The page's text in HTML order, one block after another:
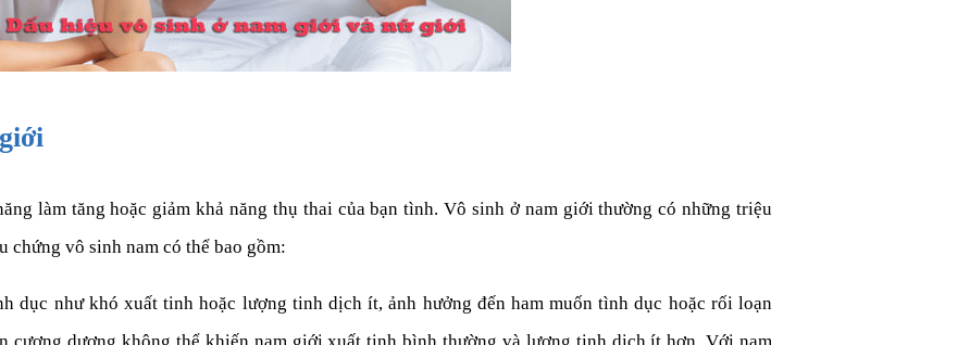
làm tăng hoặc giảm khả năng thụ thai của bạn tình. Vô sinh ở nam giới thường có những triệu
chứng vô sinh nam có thể bao gồm:
dục như khó xuất tinh hoặc lượng tinh dịch ít, ảnh hưởng đến ham muốn tình dục hoặc rối loạn
cương dương không thể khiến nam giới xuất tinh bình thường và lượng tinh dịch ít hơn. Với nam